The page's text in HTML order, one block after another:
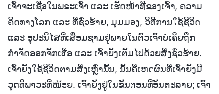
ເຈົ້າຈະເຊື່ອໃນພຣະເຈົ້າ ແລະ ເຮັດໜ້າທີ່ຂອງເຈົ້າ, ຄວາມ
ຄິດທາງໂລກ ແລະ ທີ່ຊົ່ວຮ້າຍ, ມຸມມອງ, ວິທີການໃຊ້ຊີວິດ
ແລະ ອຸປະນິໄສທີ່ເສື່ອມຊາມຢູ່ພາຍໃນຕົວເຈົ້າບໍ່ເຄີຍຖືກ
ກຳຈັດອອກຈັກເທື່ອ ແລະ ເຈົ້າຍັງເຕັມໄປດ້ວຍສິ່ງຊົ່ວຮ້າຍ.
ເຈົ້າຍັງໃຊ້ຊີວິດຕາມສິ່ງເຫຼົ່ານັ້ນ, ນັ້ນຄືເຫດຜົນທີ່ເຈົ້າຍັງມີ
ວຸດທິພາວະທີ່ໜ້ອຍ. ເຈົ້າຍັງຢູ່ໃນຂັ້ນຕອນທີ່ອັນຕະລາຍ; ເຈົ້າ